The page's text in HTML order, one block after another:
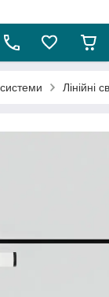
системи Лінійні